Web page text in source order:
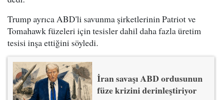
Trump ayrıca ABD'li savunma şirketlerinin Patriot ve
Tomahawk füzeleri için tesisler dahil daha fazla üretim
tesisi inşa ettiğini söyledi.
İran savaşı ABD ordusunun
füze krizini derinleştiriyor